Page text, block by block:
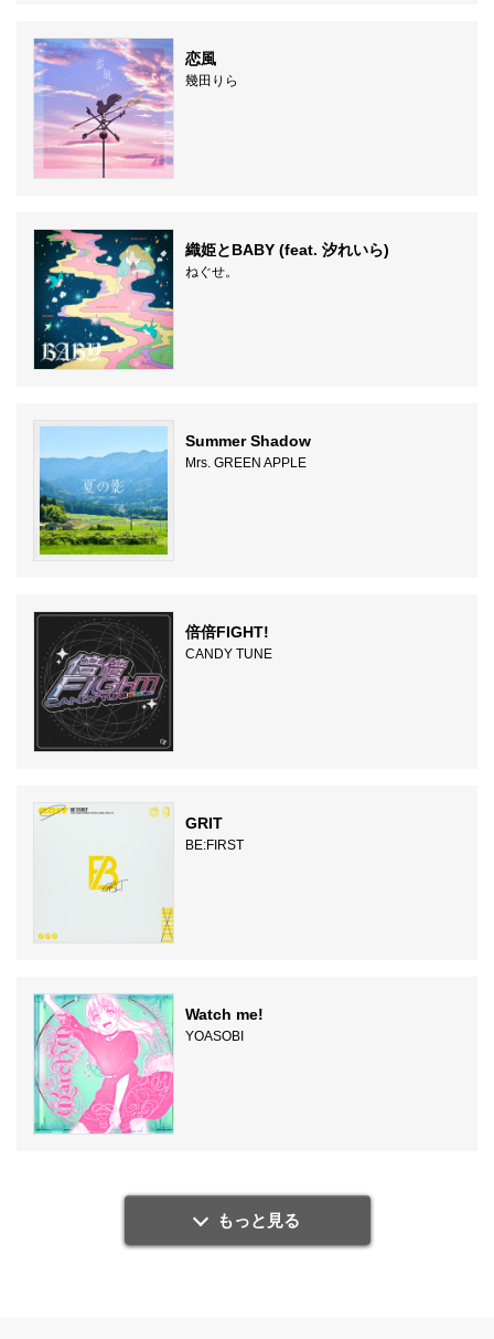
もっと見る
恋風
幾田りら
織姫とBABY (feat. 汐れいら)
ねぐせ。
Summer Shadow
Mrs. GREEN APPLE
倍倍FIGHT!
CANDY TUNE
GRIT
BE:FIRST
Watch me!
YOASOBI